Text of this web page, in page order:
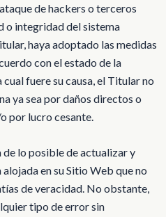
de hackers o terceros
o integridad del sistema
haya adoptado las medidas
con el estado de la
fuere su causa, el Titular no
ya sea por daños directos o
por lucro cesante.
lo posible de actualizar y
en su Sitio Web que no
de veracidad. No obstante,
tipo de error sin